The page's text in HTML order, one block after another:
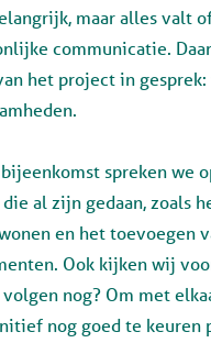
maar alles valt
communicatie.
het project in
spreken we
al zijn gedaan, zoals
en het toevoegen
Ook kijken wij
nog? Om met
nog goed te keuren